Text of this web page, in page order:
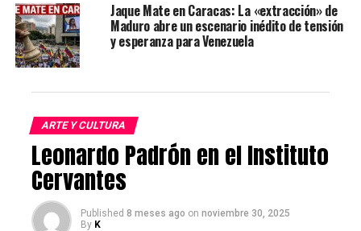
Instagram Wilmer Gamboa
Por otra parte, matizó que “Machos Alfa” se ha
mantenido un par de semanas en el primer lugar de
reproducciones en Netflix.
Jaque Mate en Caracas: La «extracción» de
Maduro abre un escenario inédito de tensión
y esperanza para Venezuela
ARTE Y CULTURA
Leonardo Padrón en el Instituto
Cervantes
Published 8 meses ago on noviembre 30, 2025
By K